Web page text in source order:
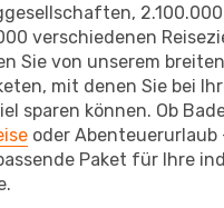
verschiedenen
Sie von unserem
mit denen Sie bei
sparen können. Ob
oder Abenteuerurlaub
Paket für Ihre